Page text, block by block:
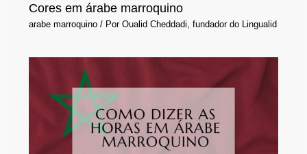
Cores em árabe marroquino
arabe marroquino/ Por Oualid Cheddadi, fundador do Lingualid